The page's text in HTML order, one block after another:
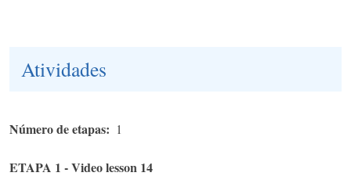
Atividades
Número de etapas 1
ETAPA 1 - Video lesson 14